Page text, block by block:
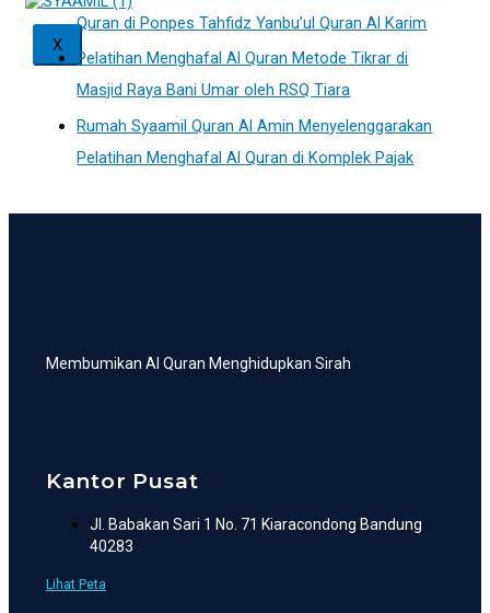
X
Quran di Ponpes Tahfidz Yanbu’ul Quran Al Karim
Pelatihan Menghafal Al Quran Metode Tikrar di
Masjid Raya Bani Umar oleh RSQ Tiara
Rumah Syaamil Quran Al Amin Menyelenggarakan
Pelatihan Menghafal Al Quran di Komplek Pajak
Membumikan Al Quran Menghidupkan Sirah
Kantor Pusat
Jl. Babakan Sari 1 No. 71 Kiaracondong Bandung
40283
Lihat Peta